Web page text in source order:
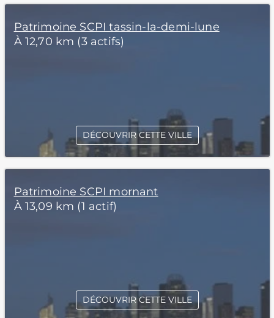
Patrimoine SCPI tassin-la-demi-lune
À 12,70 km (3 actifs)
DÉCOUVRIR CETTE VILLE
Patrimoine SCPI mornant
À 13,09 km (1 actif)
DÉCOUVRIR CETTE VILLE